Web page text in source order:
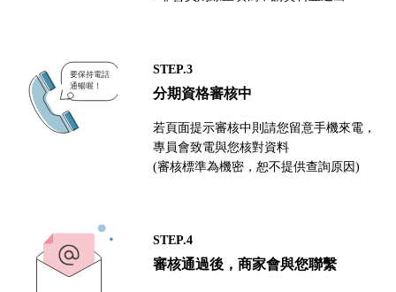
STEP.3
分期資格審核中
若頁面提示審核中則請您留意手機來電，
專員會致電與您核對資料
(審核標準為機密，恕不提供查詢原因)
STEP.4
審核通過後，商家會與您聯繫